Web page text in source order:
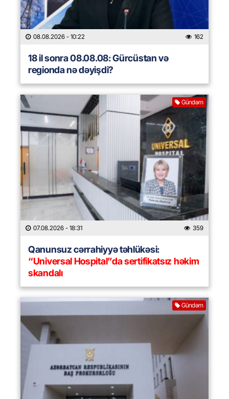
08.08.2026 - 10:22 162
18 il sonra 08.08.08: Gürcüstan və
regionda nə dəyişdi?
Gündəm
07.08.2026 - 18:31 359
Qanunsuz cərrahiyyə təhlükəsi:
“Universal Hospital”da sertifikatsız həkim
skandalı
Gündəm